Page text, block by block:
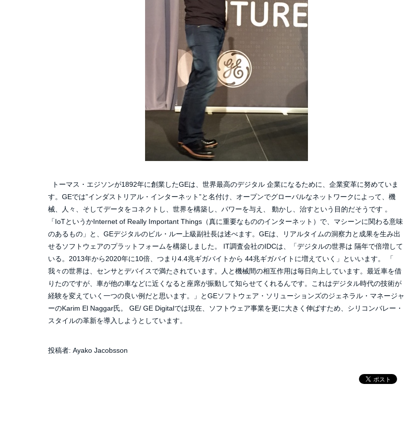
トーマス・エジソンが1892年に創業したGEは、世界最高のデジタル 企業になるために、企業変革に努めていま
す。GEでは”インダストリアル・インターネット”と名付け、オープンでグローバルなネットワークによって、機
械、人々、そしてデータをコネクトし、世界を構築し、パワーを与え、 動かし、治すという目的だそうです 。
「IoTというかInternet of Really Important Things（真に重要なもののインターネット）で、マシーンに関わる意味
のあるもの」と、GEデジタルのビル・ルー上級副社長は述べます。GEは、リアルタイムの洞察力と成果を生み出
せるソフトウェアのプラットフォームを構築しました。 IT調査会社のIDCは、「デジタルの世界は 隔年で倍増して
いる。2013年から2020年に10倍、つまり4.4兆ギガバイトから 44兆ギガバイトに増えていく」といいます。 「
我々の世界は、センサとデバイスで満たされています。人と機械間の相互作用は毎日向上しています。最近車を借
りたのですが、車が他の車などに近くなると座席が振動して知らせてくれるんです。これはデジタル時代の技術が
経験を変えていく一つの良い例だと思います。」とGEソフトウェア・ソリューションズのジェネラル・マネージャ
ーのKarim El Naggar氏。 GE/ GE Digitalでは現在、ソフトウェア事業を更に大きく伸ばすため、シリコンバレー・
スタイルの革新を導入しようとしています。
投稿者: Ayako Jacobsson